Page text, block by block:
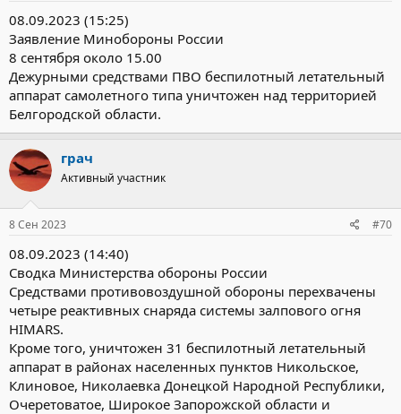
08.09.2023 (15:25)
Заявление Минобороны России
8 сентября около 15.00
Дежурными средствами ПВО беспилотный летательный
аппарат самолетного типа уничтожен над территорией
Белгородской области.
грач
Активный участник
8 Сен 2023 #70
08.09.2023 (14:40)
Сводка Министерства обороны России
Средствами противовоздушной обороны перехвачены
четыре реактивных снаряда системы залпового огня
HIMARS.
Кроме того, уничтожен 31 беспилотный летательный
аппарат в районах населенных пунктов Никольское,
Клиновое, Николаевка Донецкой Народной Республики,
Очеретоватое, Широкое Запорожской области и